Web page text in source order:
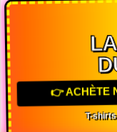
👉 ACHÈTE
T-shirts